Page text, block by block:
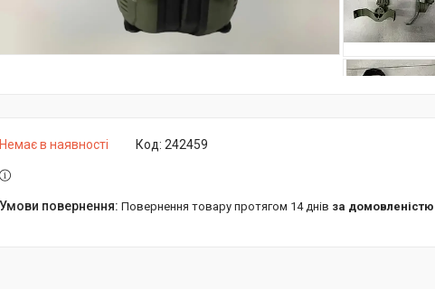
Немає в наявності Код: 242459
повернення товару протягом 14 днів за домовленістю